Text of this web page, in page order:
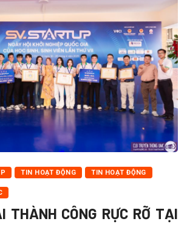
TIN HOẠT ĐỘNG TIN HOẠT ĐỘNG
THÀNH CÔNG RỰC RỠ TẠI